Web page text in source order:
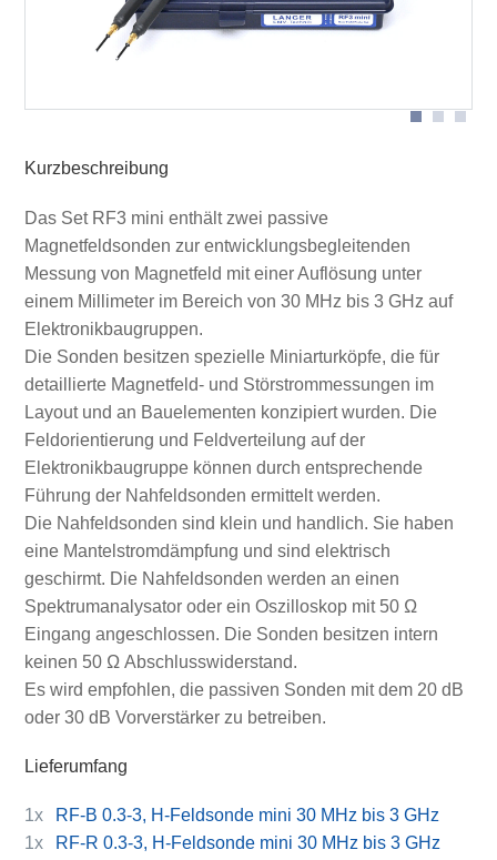
Kurzbeschreibung
Das Set RF3 mini enthält zwei passive
Magnetfeldsonden zur entwicklungsbegleitenden
Messung von Magnetfeld mit einer Auflösung unter
einem Millimeter im Bereich von 30 MHz bis 3 GHz auf
Elektronikbaugruppen.
Die Sonden besitzen spezielle Miniarturköpfe, die für
detaillierte Magnetfeld- und Störstrommessungen im
Layout und an Bauelementen konzipiert wurden. Die
Feldorientierung und Feldverteilung auf der
Elektronikbaugruppe können durch entsprechende
Führung der Nahfeldsonden ermittelt werden.
Die Nahfeldsonden sind klein und handlich. Sie haben
eine Mantelstromdämpfung und sind elektrisch
geschirmt. Die Nahfeldsonden werden an einen
Spektrumanalysator oder ein Oszilloskop mit 50 Ω
Eingang angeschlossen. Die Sonden besitzen intern
keinen 50 Ω Abschlusswiderstand.
Es wird empfohlen, die passiven Sonden mit dem 20 dB
oder 30 dB Vorverstärker zu betreiben.
Lieferumfang
1x
RF-B 0.3-3, H-Feldsonde mini 30 MHz bis 3 GHz
1x
RF-R 0.3-3, H-Feldsonde mini 30 MHz bis 3 GHz